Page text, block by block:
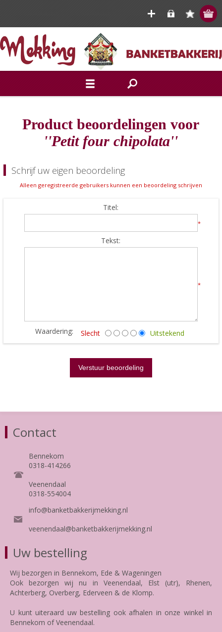
Product beoordelingen voor
Petit four chipolata
Schrijf uw eigen beoordeling
Alleen geregistreerde gebruikers kunnen een beoordeling schrijven
Titel:
*
Tekst:
*
Waardering: Slecht Uitstekend
Contact
Bennekom
0318-414266
Veenendaal
0318-554004
info@banketbakkerijmekking.nl
veenendaal@banketbakkerijmekking.nl
Uw bestelling
Wij bezorgen in Bennekom, Ede & Wageningen
Ook bezorgen wij nu in Veenendaal, Elst (utr), Rhenen,
Achterberg, Overberg, Ederveen & de Klomp.
U kunt uiteraard uw bestelling ook afhalen in onze winkel in
Bennekom of Veenendaal.